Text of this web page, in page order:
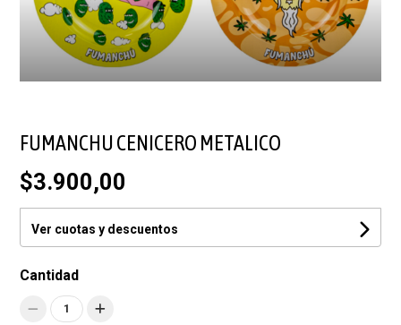
FUMANCHU CENICERO METALICO
$3.900,00
Ver cuotas y descuentos
Cantidad
1